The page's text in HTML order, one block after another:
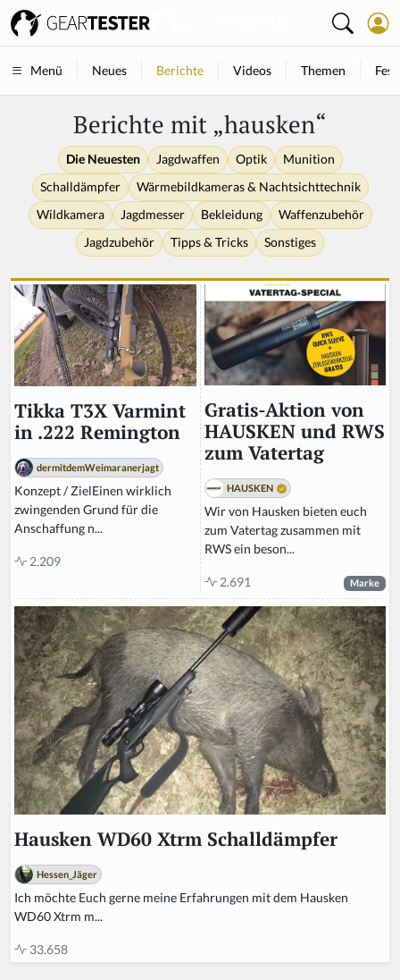
Menü Neues Berichte Videos Themen
Berichte mit „hausken“
Die Neuesten Jagdwaffen Optik
Munition
Schalldämpfer
Wärmebildkameras & Nachtsichttechnik
Wildkamera
Jagdmesser Bekleidung
Waffenzubehör
Jagdzubehör
Tipps & Tricks Sonstiges
Tikka T3X Varmint
in .222 Remington
dermitdemWeimaranerjagt
Konzept / ZielEinen wirklich
zwingenden Grund für die
Anschaffung n...
2.209
Gratis-Aktion von
HAUSKEN und RWS
zum Vatertag
HAUSKEN
Wir von Hausken bieten euch
zum Vatertag zusammen mit
RWS ein beson...
2.691 Marke
Hausken WD60 Xtrm Schalldämpfer
Hessen_Jäger
Ich möchte Euch gerne meine Erfahrungen mit dem Hausken
WD60 Xtrm m...
33.658